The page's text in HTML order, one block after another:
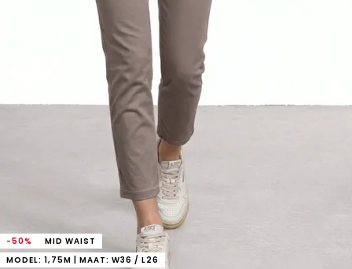
-50%
MID WAIST
MODEL: 1,75M | MAAT: W36 / L26